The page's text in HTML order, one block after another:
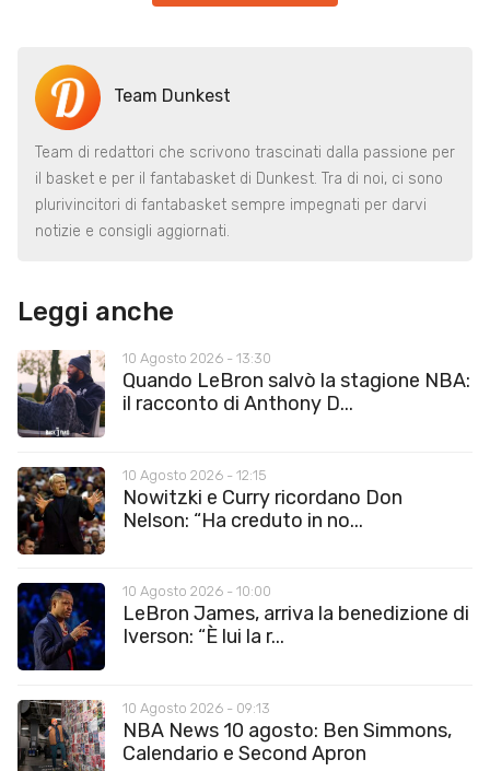
Team Dunkest
Team di redattori che scrivono trascinati dalla passione per
il basket e per il fantabasket di Dunkest. Tra di noi, ci sono
plurivincitori di fantabasket sempre impegnati per darvi
notizie e consigli aggiornati.
Leggi anche
10 Agosto 2026 - 13:30
Quando LeBron salvò la stagione NBA:
il racconto di Anthony D...
10 Agosto 2026 - 12:15
Nowitzki e Curry ricordano Don
Nelson: “Ha creduto in no...
10 Agosto 2026 - 10:00
LeBron James, arriva la benedizione di
Iverson: “È lui la r...
10 Agosto 2026 - 09:13
NBA News 10 agosto: Ben Simmons,
Calendario e Second Apron